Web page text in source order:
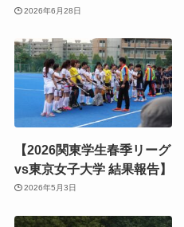
2026年6月28日
【2026関東学生春季リーグ
vs東京女子大学 結果報告】
2026年5月3日